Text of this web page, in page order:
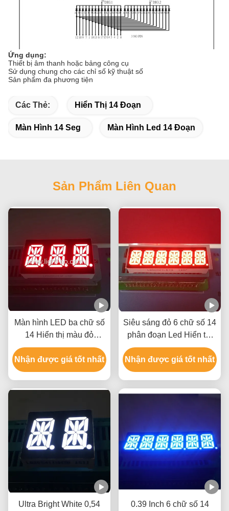
Ứng dụng:
Thiết bị âm thanh hoặc bảng công cụ
Sử dụng chung cho các chỉ số kỹ thuật số
Sản phẩm đa phương tiện
Các Thẻ: Hiển Thị 14 Đoạn
Màn Hình 14 Seg Màn Hình Led 14 Đoạn
Sản Phẩm Liên Quan
Màn hình LED ba chữ số
14 Hiển thị màu đỏ
Cathode chung cho bảng
điều khiển
Nhận được giá tốt nhất
Siêu sáng đỏ 6 chữ số 14
phân đoạn Led Hiển thị
10mm cho Taximeter
Nhận được giá tốt nhất
Ultra Bright White 0,54
0.39 Inch 6 chữ số 14